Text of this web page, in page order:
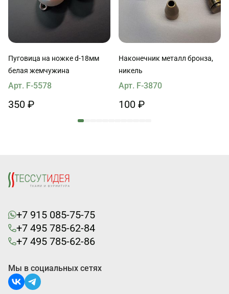
Пуговица на ножке d-18мм
белая жемчужина
Арт. F-5578
350 ₽
Наконечник металл бронза,
никель
Арт. F-3870
100 ₽
+7 915 085-75-75
+7 495 785-62-84
+7 495 785-62-86
Мы в социальных сетях